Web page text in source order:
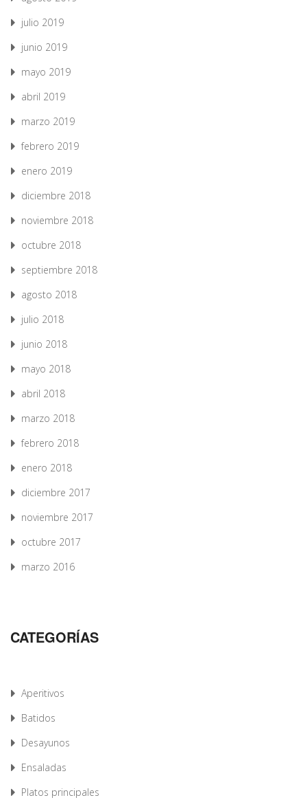
julio 2019
junio 2019
mayo 2019
abril 2019
marzo 2019
febrero 2019
enero 2019
diciembre 2018
noviembre 2018
octubre 2018
septiembre 2018
agosto 2018
julio 2018
junio 2018
mayo 2018
abril 2018
marzo 2018
febrero 2018
enero 2018
diciembre 2017
noviembre 2017
octubre 2017
marzo 2016
CATEGORÍAS
Aperitivos
Batidos
Desayunos
Ensaladas
Platos principales